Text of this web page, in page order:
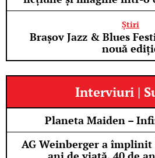
Brașov Jazz & Blues
nouă
Știri
Interviuri |
Planeta Maiden –
AG Weinberger a împlinit